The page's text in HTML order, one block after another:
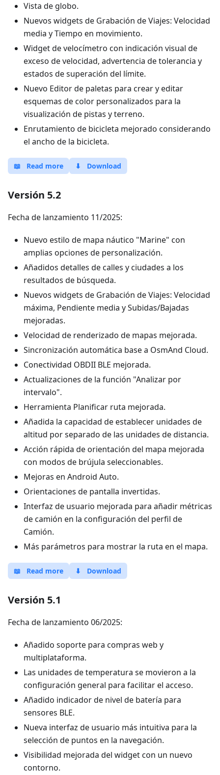
Vista de globo.
Nuevos widgets de Grabación de Viajes: Velocidad
media y Tiempo en movimiento.
Widget de velocímetro con indicación visual de
exceso de velocidad, advertencia de tolerancia y
estados de superación del límite.
Nuevo Editor de paletas para crear y editar
esquemas de color personalizados para la
visualización de pistas y terreno.
Enrutamiento de bicicleta mejorado considerando
el ancho de la bicicleta.
📖 Read more ⬇ Download
Versión 5.2
Fecha de lanzamiento 11/2025:
Nuevo estilo de mapa náutico "Marine" con
amplias opciones de personalización.
Añadidos detalles de calles y ciudades a los
resultados de búsqueda.
Nuevos widgets de Grabación de Viajes: Velocidad
máxima, Pendiente media y Subidas/Bajadas
mejoradas.
Velocidad de renderizado de mapas mejorada.
Sincronización automática base a OsmAnd Cloud.
Conectividad OBDII BLE mejorada.
Actualizaciones de la función "Analizar por
intervalo".
Herramienta Planificar ruta mejorada.
Añadida la capacidad de establecer unidades de
altitud por separado de las unidades de distancia.
Acción rápida de orientación del mapa mejorada
con modos de brújula seleccionables.
Mejoras en Android Auto.
Orientaciones de pantalla invertidas.
Interfaz de usuario mejorada para añadir métricas
de camión en la configuración del perfil de
Camión.
Más parámetros para mostrar la ruta en el mapa.
📖 Read more ⬇ Download
Versión 5.1
Fecha de lanzamiento 06/2025:
Añadido soporte para compras web y
multiplataforma.
Las unidades de temperatura se movieron a la
configuración general para facilitar el acceso.
Añadido indicador de nivel de batería para
sensores BLE.
Nueva interfaz de usuario más intuitiva para la
selección de puntos en la navegación.
Visibilidad mejorada del widget con un nuevo
contorno.